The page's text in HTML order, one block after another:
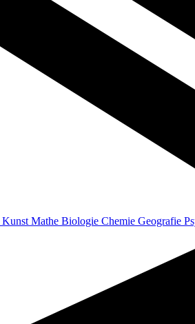
Kunst Mathe Biologie Chemie Geografie